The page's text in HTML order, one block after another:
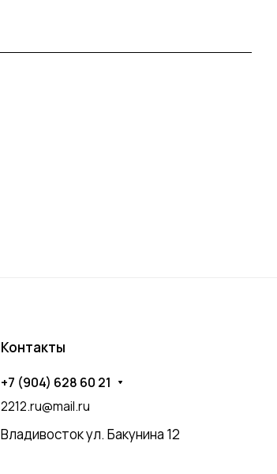
Контакты
+7 (904) 628 60 21
2212.ru@mail.ru
Владивосток ул. Бакунина 12